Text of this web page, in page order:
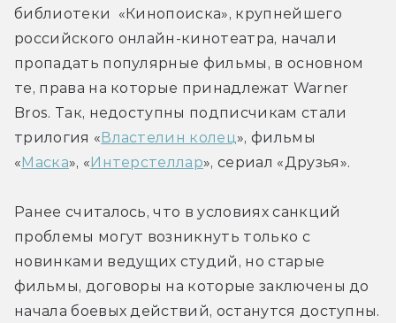
библиотеки  «Кинопоиска», крупнейшего
российского онлайн-кинотеатра, начали
пропадать популярные фильмы, в основном
те, права на которые принадлежат Warner
Bros. Так, недоступны подписчикам стали
трилогия «Властелин колец », фильмы
«Маска», «Интерстеллар», сериал «Друзья».
Ранее считалось, что в условиях санкций
проблемы могут возникнуть только с
новинками ведущих студий, но старые
фильмы, договоры на которые заключены до
начала боевых действий, останутся доступны.